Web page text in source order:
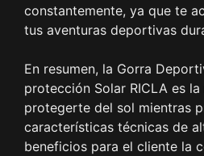
constantemente, ya que te
tus aventuras deportivas
En resumen, la Gorra
protección Solar RICLA es
protegerte del sol mientras
características técnicas de
beneficios para el cliente la